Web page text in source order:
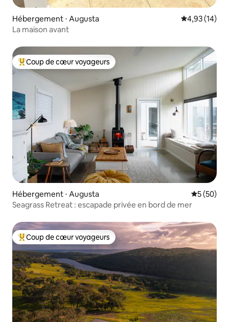
Hébergement ⋅ Augusta Évaluation
4,93 (14)
La maison avant
Coups de cœur voyageurs les plus appréciés
Coup de cœur voyageurs
Hébergement ⋅ Augusta
5 (50)
Seagrass Retreat : escapade privée en bord de mer
Coups de cœur voyageurs les plus appréciés
Coup de cœur voyageurs